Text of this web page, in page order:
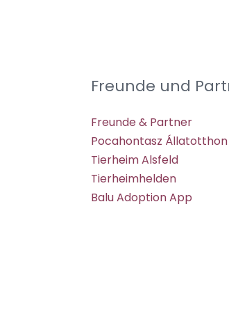
Freunde und
Freunde & Partner
Pocahontasz Állatotthon
Tierheim Alsfeld
Tierheimhelden
Balu Adoption App